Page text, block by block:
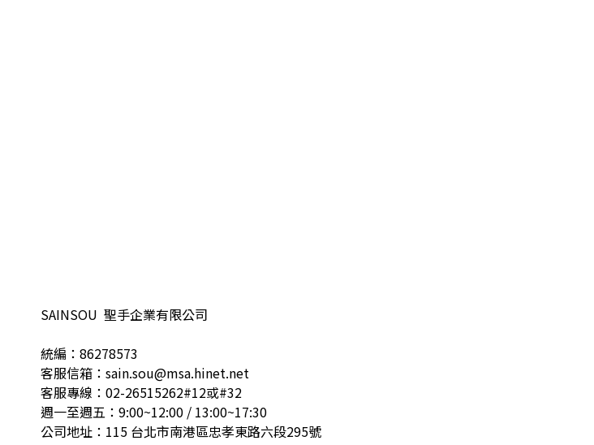
SAINSOU 聖手企業有限公司
統編：86278573
客服信箱：sain.sou@msa.hinet.net
客服專線：02-26515262#12或#32
週一至週五：9:00~12:00 / 13:00~17:30
公司地址：115 台北市南港區忠孝東路六段295號